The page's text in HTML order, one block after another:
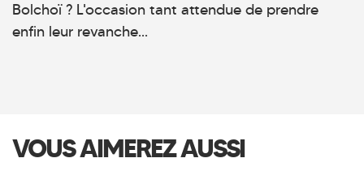
Bolchoï ? L'occasion tant attendue de prendre
enfin leur revanche...
VOUS AIMEREZ AUSSI